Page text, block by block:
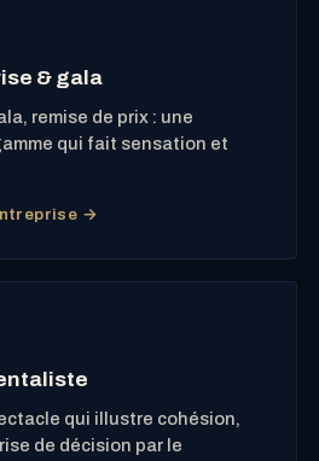
& gala
remise de prix : une
qui fait sensation et
→
qui illustre cohésion,
de décision par le